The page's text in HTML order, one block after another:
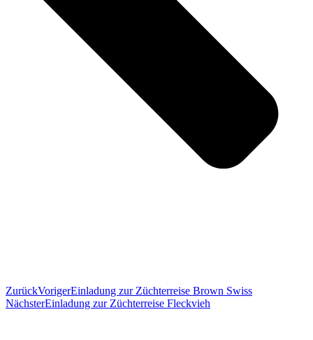
ZurückVorigerEinladung zur Züchterreise Brown Swiss
NächsterEinladung zur Züchterreise Fleckvieh